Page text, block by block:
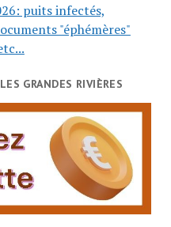
puits infectés,
"éphémères"
GRANDES RIVIÈRES